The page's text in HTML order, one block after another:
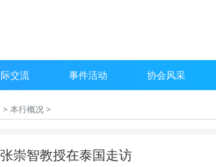
交流 事件活动 协会风采
> 本行概况 >
崇智教授在泰国走访